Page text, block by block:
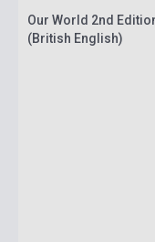
Our World 2nd
(British English)